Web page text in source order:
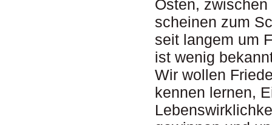
Osten,
scheinen zum
seit langem um
ist wenig
Wir wollen
kennen lernen,